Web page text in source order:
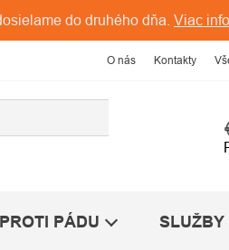
do druhého dňa. Viac
O nás Kontakty
PÁDU SLUŽBY